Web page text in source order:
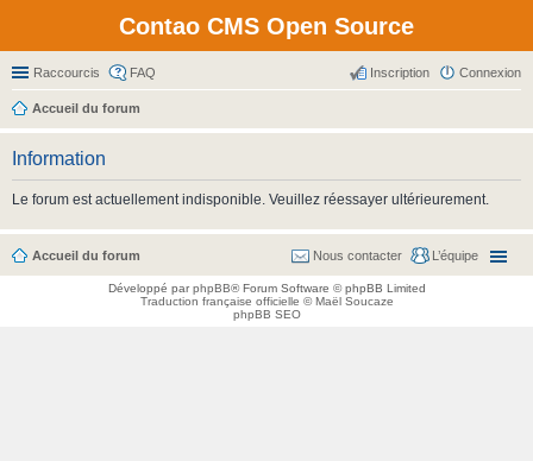
Contao CMS Open Source
Raccourcis FAQ Connexion
Inscription
Accueil du forum
Information
Le forum est actuellement indisponible. Veuillez réessayer ultérieurement.
Accueil du forum L’équipe
Nous contacter
Développé parphpBB® Forum Software © phpBB Limited
Traduction française officielle ©Maël Soucaze
phpBB SEO